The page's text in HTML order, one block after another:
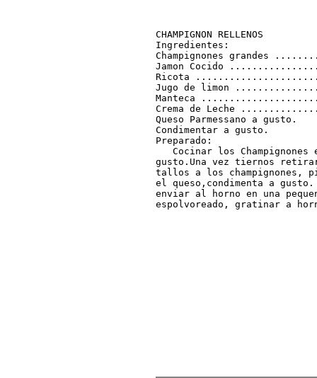
CHAMPIGNON RELLENOS
Ingredientes:
Champignones grandes
Jamon Cocido
Ricota
Jugo de limon
Manteca
Crema de Leche
Queso Parmessano a gusto.
Condimentar a gusto.
Preparado:
Cocinar los Champignones
gusto.Una vez tiernos
tallos a los champignones,
el queso,condimenta a
enviar al horno en una
espolvoreado, gratinar a